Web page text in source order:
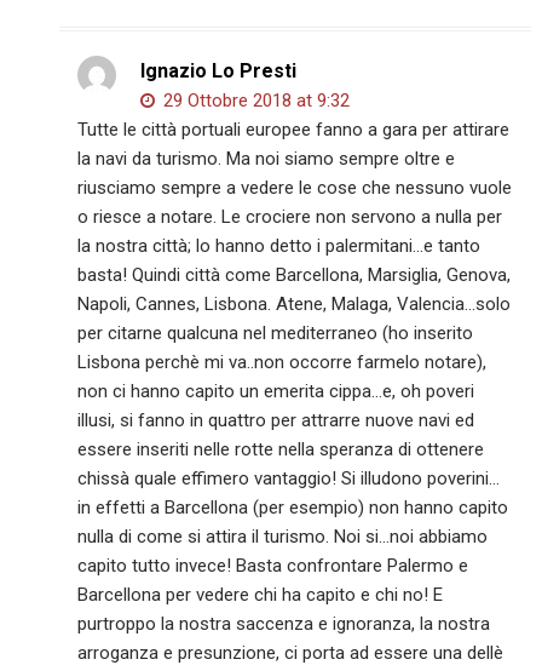
Ignazio Lo Presti
29 Ottobre 2018 at 9:32
Tutte le città portuali europee fanno a gara per attirare
la navi da turismo. Ma noi siamo sempre oltre e
riusciamo sempre a vedere le cose che nessuno vuole
o riesce a notare. Le crociere non servono a nulla per
la nostra città; lo hanno detto i palermitani…e tanto
basta! Quindi città come Barcellona, Marsiglia, Genova,
Napoli, Cannes, Lisbona. Atene, Malaga, Valencia…solo
per citarne qualcuna nel mediterraneo (ho inserito
Lisbona perchè mi va..non occorre farmelo notare),
non ci hanno capito un emerita cippa…e, oh poveri
illusi, si fanno in quattro per attrarre nuove navi ed
essere inseriti nelle rotte nella speranza di ottenere
chissà quale effimero vantaggio! Si illudono poverini…
in effetti a Barcellona (per esempio) non hanno capito
nulla di come si attira il turismo. Noi si…noi abbiamo
capito tutto invece! Basta confrontare Palermo e
Barcellona per vedere chi ha capito e chi no! E
purtroppo la nostra saccenza e ignoranza, la nostra
arroganza e presunzione, ci porta ad essere una dellè